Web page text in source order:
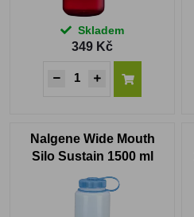
Skladem
349 Kč
Nalgene Wide Mouth
Silo Sustain 1500 ml
White HDPE